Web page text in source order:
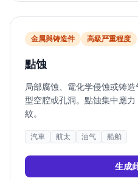
金属與铸造件 高級严重程度
點蚀
局部腐蚀、電化学侵蚀或铸
型空腔或孔洞。點蚀集中應
紋。
汽車 航太 油气 船舶
生成